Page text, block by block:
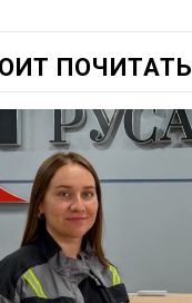
ПОЧИТАТЬ